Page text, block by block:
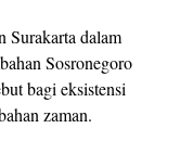
Surakarta dalam
Sosronegoro
bagi eksistensi
zaman.